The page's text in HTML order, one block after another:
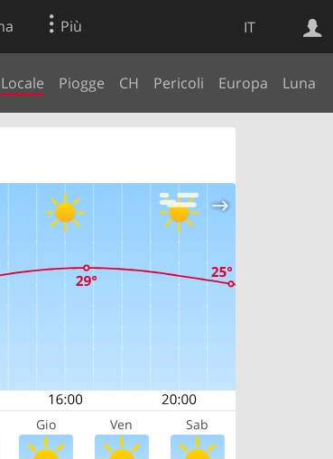
IT
Più
Locale Piogge CH Pericoli Europa Luna
Gio Ven Sab
Ricerca Web